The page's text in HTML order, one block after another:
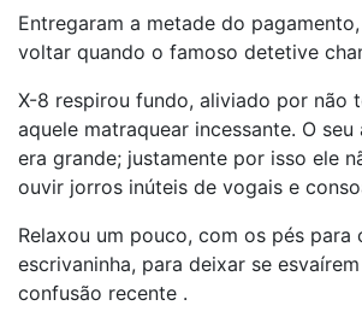
Entregaram a metade do
voltar quando o famoso detetive
X-8 respirou fundo, aliviado por não
aquele matraquear incessante. O
era grande; justamente por isso ele
ouvir jorros inúteis de vogais e
Relaxou um pouco, com os pés para
escrivaninha, para deixar se
confusão recente .